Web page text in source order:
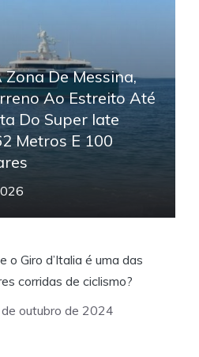
De Messina,
Ao Estreito Até
Do Super Iate
Metros E 100
o Giro d’Italia é uma das
corridas de ciclismo?
outubro de 2024